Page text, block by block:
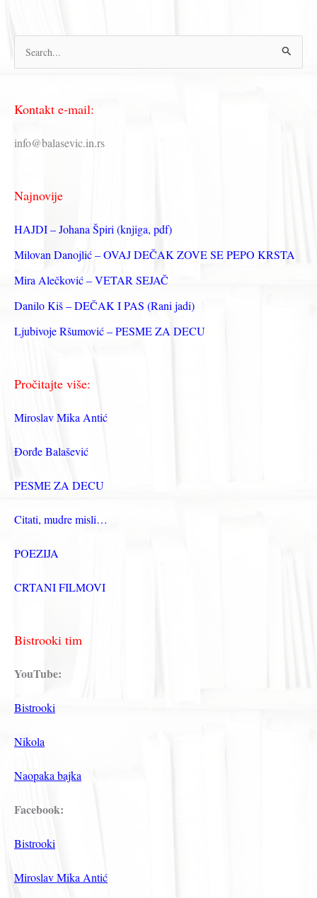
р
т
р
а
з
а
Kontakt e-mail:
info@balasevic.in.rs
Najnovije
HAJDI – Johana Špiri (knjiga, pdf)
Milovan Danojlić – OVAJ DEČAK ZOVE SE PEPO KRSTA
Mira Alečković – VETAR SEJAČ
Danilo Kiš – DEČAK I PAS (Rani jadi)
Ljubivoje Ršumović – PESME ZA DECU
Pročitajte više:
Miroslav Mika Antić
Đorđe Balašević
PESME ZA DECU
Citati, mudre misli…
POEZIJA
CRTANI FILMOVI
Bistrooki tim
YouTube:
Bistrooki
Nikola
Naopaka bajka
Facebook:
Bistrooki
Miroslav Mika Antić